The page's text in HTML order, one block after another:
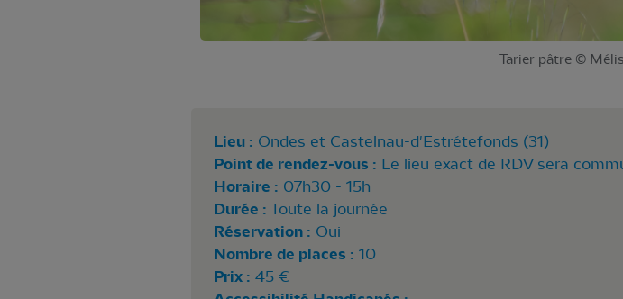
Tarier pâtre ©
Lieu : Ondes et Castelnau-d'Estrétefonds (31)
Point de rendez-vous : Le lieu exact de RDV sera
Horaire : 07h30 - 15h
Durée : Toute la journée
Réservation : Oui
Nombre de places : 10
Prix : 45 €